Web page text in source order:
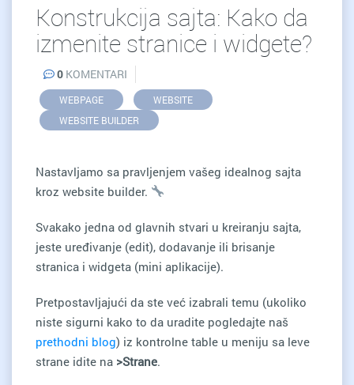
Konstrukcija sajta: Kako da
izmenite stranice i widgete?
0 KOMENTARI
WEBPAGE
WEBSITE
WEBSITE BUILDER
Nastavljamo sa pravljenjem vašeg idealnog sajta
kroz website builder.
Svakako jedna od glavnih stvari u kreiranju sajta,
jeste uređivanje (edit), dodavanje ili brisanje
stranica i widgeta (mini aplikacije).
Pretpostavljajući da ste već izabrali temu (ukoliko
niste sigurni kako to da uradite pogledajte naš
prethodni blog) iz kontrolne table u meniju sa leve
strane idite na >Strane.